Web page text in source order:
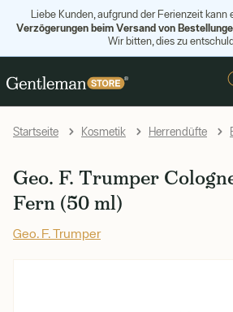
Liebe Kunden, aufgrund der Ferienzeit kann
Verzögerungen beim Versand von
Wir bitten, dies zu
Startseite Kosmetik Herrendüfte
Geo. F. Trumper
Fern (50 ml)
Geo. F. Trumper